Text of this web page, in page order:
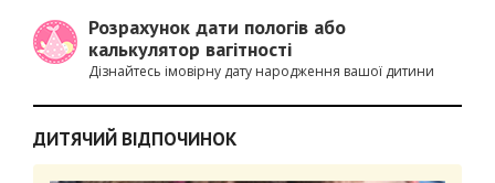
Розрахунок дати пологів або
калькулятор вагітності
Дізнайтесь імовірну дату народження вашої дитини
ДИТЯЧИЙ ВІДПОЧИНОК